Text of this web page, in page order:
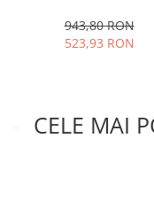
Suporturi farfurii
943,80 RON
523,93 RON
CELE MAI